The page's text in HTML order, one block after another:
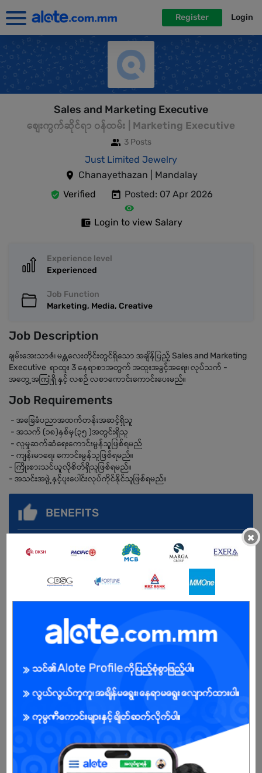
Register Login
Sales and Marketing Executive
စျေးကွက်ဆိုင်ရာ ၀န်ထမ်း | Marketing Executive
3 Posts
Just Limited Jewelry
Chanayethazan | Mandalay
Verified
Posted: 07 Apr 2026
Login to view Salary
Experience level
Experienced
Job Function
Marketing, Media, Creative
Job Description
ချမ်းအေးသာဇံ၊ မန္တလေးတိုင်းတွင်ရှိသော အချိန်ပြည့် Sales and Marketing
Executive ရာထူး 3 နေရာစာအတွက် အထူးအခွင့်အရေး၊ လုပ်သက် -
အတွေ့အကြုံရှိ နှင့် လစဉ် လစာကောင်းကောင်းပေးမည်။
Job Requirements
- အခြေခံပညာအထက်တန်းအဆင့်ရှိသူ
- အသက် (၁၈)နှစ်မှ(၃၅ )အတွင်းရှိသူ
- လူမှုဆက်ဆံရေးကောင်းမွန်သူဖြစ်ရမည်
- ကျန်းမာရေး ကောင်းမွန်သူဖြစ်ရမည်။
- ကြိုးစားသင်ယူလိုစိတ်ရှိသူဖြစ်ရမည်။
- အသင်းအဖွဲ့နှင့်ပူးပေါင်းလုပ်ကိုင်နိုင်သူဖြစ်ရမည်။
BENEFITS
Open To : Male/Female
×